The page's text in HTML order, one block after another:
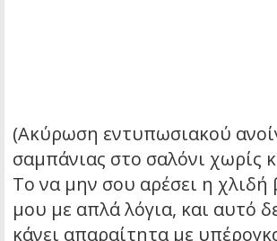
(Ακύρωση εντυπωσιακού
σαμπάνιας στο σαλόνι χωρίς
Το να μην σου αρέσει η χλιδή
μου με απλά λόγια, και αυτό
κάνει απαραίτητα με